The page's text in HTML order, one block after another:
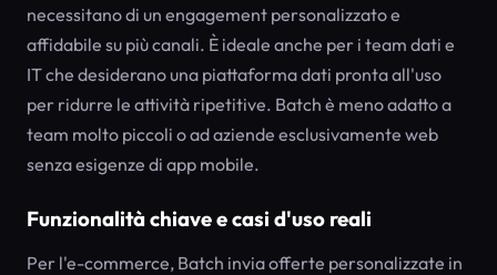
necessitano di un engagement personalizzato e
affidabile su più canali. È ideale anche per i team dati e
IT che desiderano una piattaforma dati pronta all'uso
per ridurre le attività ripetitive. Batch è meno adatto a
team molto piccoli o ad aziende esclusivamente web
senza esigenze di app mobile.
Funzionalità chiave e casi d'uso reali
Per l'e-commerce, Batch invia offerte personalizzate in